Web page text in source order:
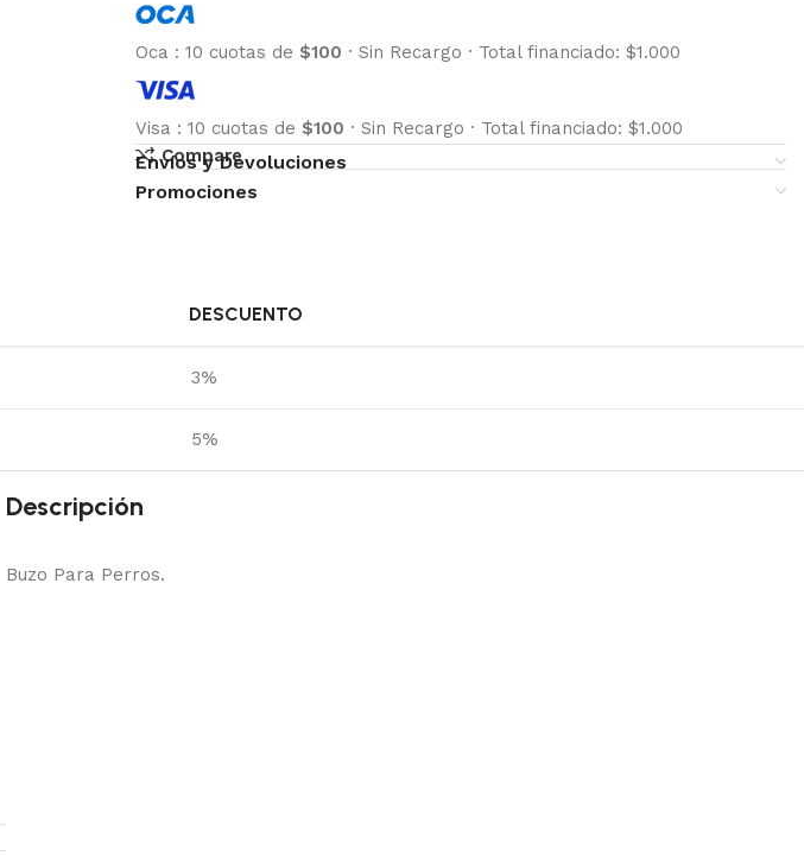
Oca : 10 cuotas de $100 · Sin Recargo · Total financiado: $1.000
Visa : 10 cuotas de $100 · Sin Recargo · Total financiado: $1.000
Compare
Envíos y Devoluciones
Promociones
DESCUENTO
3%
5%
Descripción
Buzo Para Perros.